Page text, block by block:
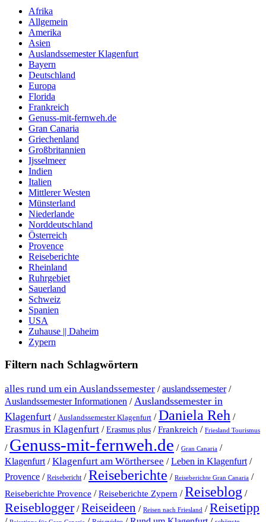
Afrika
Allgemein
Amerika
Asien
Auslandssemester Klagenfurt
Bayern
Deutschland
Europa
Florida
Frankreich
Genuss-mit-fernweh.de
Gran Canaria
Griechenland
Großbritannien
Ijsselmeer
Indien
Italien
Mittlerer Westen
Münsterland
Niederlande
Norddeutschland
Österreich
Provence
Reiseberichte
Rheinland
Ruhrgebiet
Sauerland
Schweiz
Spanien
USA
Zuhause || Daheim
Zypern
Filtern nach Schlagwörtern
alles rund um ein Auslandssemester /auslandssemester/
Auslandssemester Informationen / Auslandssemester in
Klagenfurt / Auslandssemester Klagenfurt /Daniela Reh /
Erasmus in Klagenfurt /Erasmus plus /Frankreich / Friesland Tourismus
/ Genuss-mit-fernweh.de / Gran Canaria /
Klagenfurt /Klagenfurt am Wörthersee /Leben in Klagenfurt /
Provence / Reisebericht /Reiseberichte / Reiseberichte Gran Canaria /
Reiseberichte Provence /Reiseberichte Zypern /Reiseblog /
Reiseblogger/Reiseideen / Reisen nach Friesland /Reisetipp